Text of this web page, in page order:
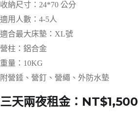
收納尺寸：24*70 公分
適用人數：4-5人
適合最大床墊：XL號
營柱：鋁合金
重量：10KG
附營錘、營釘、營繩、外防水墊
三天兩夜租金：NT$1,500